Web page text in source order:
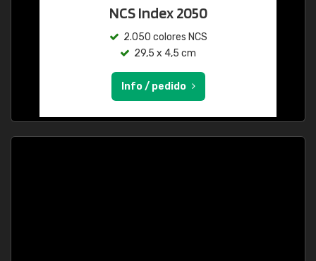
NCS Index 2050
2.050 colores NCS
29,5 x 4,5 cm
Info / pedido